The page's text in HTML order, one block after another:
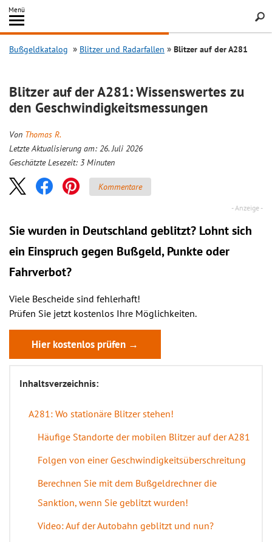
Inhalt
springen
Menü
Search
Bußgeldkatalog Blitzer und Radarfallen Blitzer auf der A281
Blitzer auf der A281: Wissenswertes zu
den Geschwindigkeitsmessungen
Von Thomas R.
Letzte Aktualisierung am: 26. Juli 2026
Geschätzte Lesezeit: 3 Minuten
Kommentare
Sie wurden in Deutschland geblitzt? Lohnt sich
ein Einspruch gegen Bußgeld, Punkte oder
Fahrverbot?
Viele Bescheide sind fehlerhaft!
Prüfen Sie jetzt kostenlos Ihre Möglichkeiten.
Hier kostenlos prüfen →
Inhaltsverzeichnis:
A281: Wo stationäre Blitzer stehen!
Häufige Standorte der mobilen Blitzer auf der A281
Folgen von einer Geschwindigkeitsüberschreitung
Berechnen Sie mit dem Bußgeldrechner die
Sanktion, wenn Sie geblitzt wurden!
Video: Auf der Autobahn geblitzt und nun?